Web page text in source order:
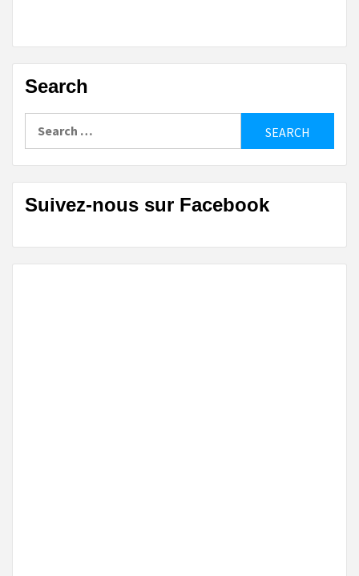
Search
Suivez-nous sur Facebook